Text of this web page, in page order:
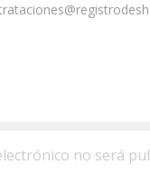
no será